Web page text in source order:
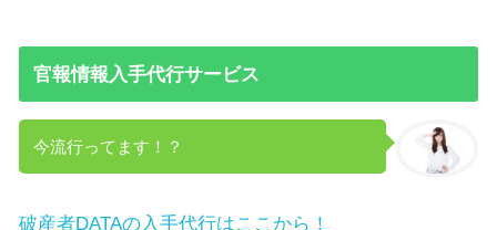
官報情報入手代行サービス
今流行ってます！？
破産者DATAの入手代行はここから！